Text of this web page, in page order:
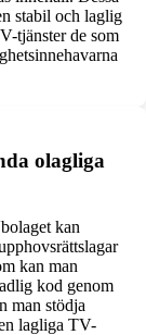
stabil och laglig
tjänster de som
olagliga
kan
kan man
kod genom
man stödja
lagliga TV-